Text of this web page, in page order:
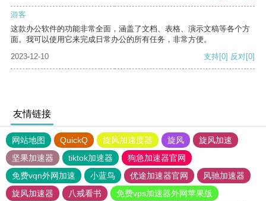
游客
这款办公软件的功能非常全面，涵盖了文档、表格、演示文稿等各个方
面。我可以使用它来完成日常办公的所有任务，非常方便。
2023-12-10
支持[0] 反对[0]
友情链接
网站地图 QuickQ 旋风加速度器 旋风
旋风加速
坚果加速器
tiktok加速器
狗急加速器官网
免费vqn外网加速
小蓝鸟 优途加速器官网
风驰加速器
旋风加速器
八戒看书
免费vps加速器外网苹果版